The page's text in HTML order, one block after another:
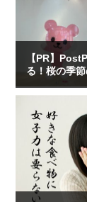
【PR】
る！桜の季